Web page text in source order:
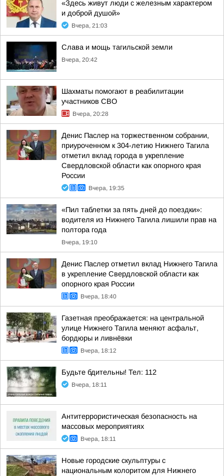
«Здесь живут люди с железным характером
и доброй душой»
Вчера, 21:03
Слава и мощь тагильской земли
Вчера, 20:42
Шахматы помогают в реабилитации
участников СВО
Вчера, 20:28
Денис Паслер на торжественном собрании,
приуроченном к 304-летию Нижнего Тагила
отметил вклад города в укрепление
Свердловской области как опорного края
России
Вчера, 19:35
«Пил таблетки за пять дней до поездки»:
водителя из Нижнего Тагила лишили прав на
полтора года
Вчера, 19:10
Денис Паслер отметил вклад Нижнего Тагила
в укрепление Свердловской области как
опорного края России
Вчера, 18:40
Газетная преображается: на центральной
улице Нижнего Тагила меняют асфальт,
бордюры и ливнёвки
Вчера, 18:12
Будьте бдительны! Тел: 112
Вчера, 18:11
Антитеррористическая безопасность на
массовых мероприятиях
Вчера, 18:11
Новые городские скульптуры с
национальным колоритом для Нижнего